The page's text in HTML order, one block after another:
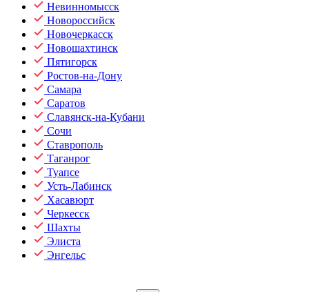
Невинномысск
Новороссийск
Новочеркасск
Новошахтинск
Пятигорск
Ростов-на-Дону
Самара
Саратов
Славянск-на-Кубани
Сочи
Ставрополь
Таганрог
Туапсе
Усть-Лабинск
Хасавюрт
Черкесск
Шахты
Элиста
Энгельс